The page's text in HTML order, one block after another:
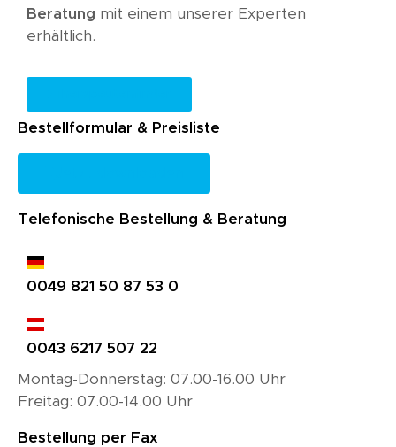
Beratung mit einem unserer Experten
erhältlich.
Bestellformular & Preisliste
Telefonische Bestellung & Beratung
0049 821 50 87 53 0
0043 6217 507 22
Montag-Donnerstag: 07.00-16.00 Uhr
Freitag: 07.00-14.00 Uhr
Bestellung per Fax